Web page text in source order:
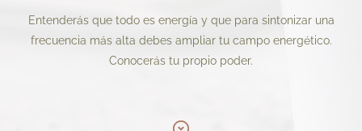
Entenderás que todo es energía y que para sintonizar una
frecuencia más alta debes ampliar tu campo energético.
Conocerás tu propio poder.